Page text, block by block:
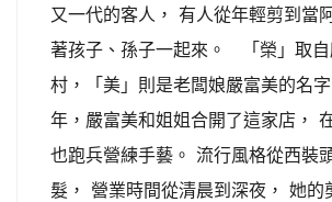
又一代的客人， 有人從年輕剪到當
著孩子、孫子一起來。 「榮」取自
村，「美」則是老闆娘嚴富美的名
年，嚴富美和姐姐合開了這家店，
也跑兵營練手藝。 流行風格從西裝
髮， 營業時間從清晨到深夜， 她的